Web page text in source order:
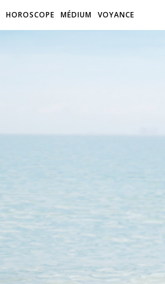
HOROSCOPE MÉDIUM VOYANCE